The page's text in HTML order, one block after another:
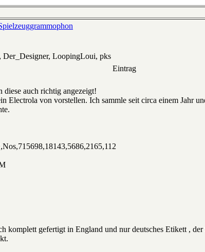
Der_Designer, LoopingLoui, pks
Eintrag
auch richtig angezeigt!
Electrola von vorstellen. Ich sammle seit circa einem Jahr
gefertigt in England und nur deutsches Etikett , der